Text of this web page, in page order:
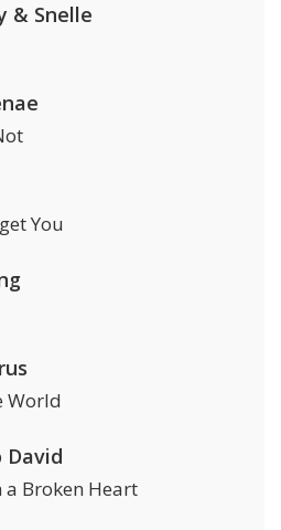
& Snelle
You
World
David
a Broken Heart